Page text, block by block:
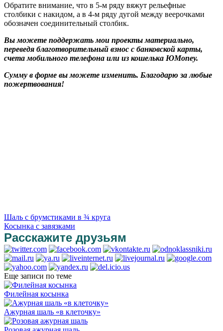
Обратите внимание, что в 5-м ряду вяжут рельефные
столбики с накидом, а в 4-м ряду дугой между веерочками
обозначен соединительный столбик.
Вы можете поддержать мои проекты материально,
переведя благотворительный взнос с банковской карты,
счета мобильного телефона или из кошелька ЮMoney.
Сумму в форме вы можете изменить. Благодарю за любые
пожертвования!
Шаль с брумстиками в ¾ круга
Косынка с завязками
Расскажите друзьям
Еще записи по теме
Филейная косынка
Ажурная шаль «в клеточку»